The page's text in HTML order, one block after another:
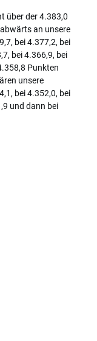
über der 4.383,0
an unsere
bei 4.377,2, bei
bei 4.366,9, bei
Punkten
unsere
bei 4.352,0, bei
und dann bei